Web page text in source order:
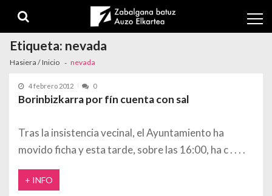
Etiqueta: nevada
Hasiera / Inicio nevada
4 febrero 2012 0
Borinbizkarra por fín cuenta con sal
Tras la insistencia vecinal, el Ayuntamiento ha
movido ficha y esta tarde, sobre las 16:00, ha c
+ INFO